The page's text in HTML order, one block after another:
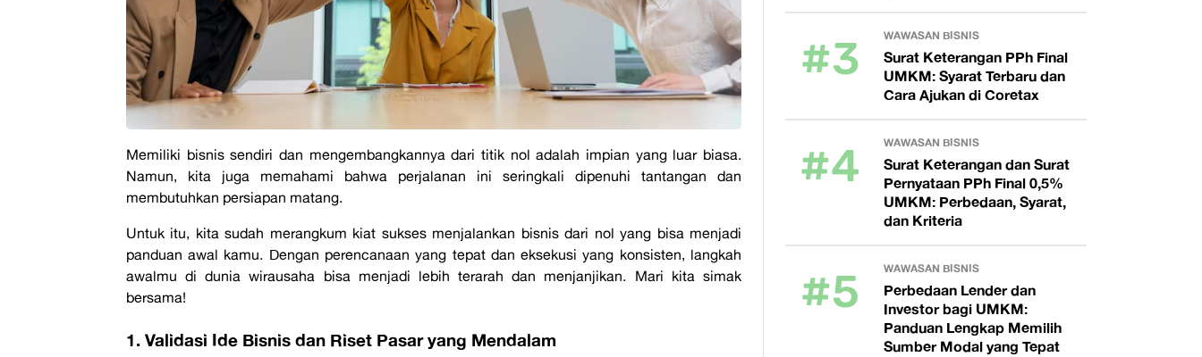
Memiliki bisnis sendiri dan mengembangkannya dari titik nol adalah impian yang luar biasa.
Namun, kita juga memahami bahwa perjalanan ini seringkali dipenuhi tantangan dan
membutuhkan persiapan matang.
Untuk itu, kita sudah merangkum kiat sukses menjalankan bisnis dari nol yang bisa menjadi
panduan awal kamu. Dengan perencanaan yang tepat dan eksekusi yang konsisten, langkah
awalmu di dunia wirausaha bisa menjadi lebih terarah dan menjanjikan. Mari kita simak
bersama!
1. Validasi Ide Bisnis dan Riset Pasar yang Mendalam
#3 WAWASAN BISNIS
Surat Keterangan PPh Final
UMKM: Syarat Terbaru dan
Cara Ajukan di Coretax
#4 WAWASAN BISNIS
Surat Keterangan dan Surat
Pernyataan PPh Final 0,5%
UMKM: Perbedaan, Syarat,
dan Kriteria
#5 WAWASAN BISNIS
Perbedaan Lender dan
Investor bagi UMKM:
Panduan Lengkap Memilih
Sumber Modal yang Tepat